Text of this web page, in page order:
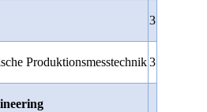
3
Produktionsmesstechnik3